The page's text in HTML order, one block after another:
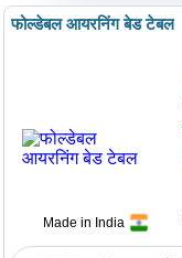
Made in India
फोल्डेबल आयरनिंग बेड टेबल